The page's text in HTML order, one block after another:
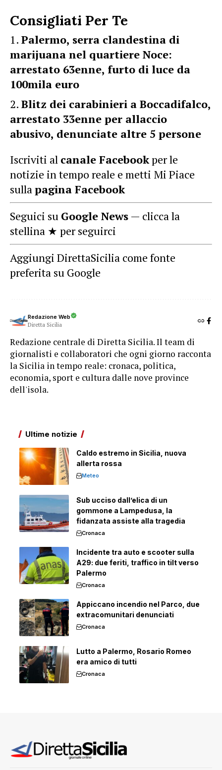
Consigliati Per Te
Palermo, serra clandestina di
marijuana nel quartiere Noce:
arrestato 63enne, furto di luce da
100mila euro
Blitz dei carabinieri a Boccadifalco,
arrestato 33enne per allaccio
abusivo, denunciate altre 5 persone
Iscriviti al canale Facebookper le
notizie in tempo reale e metti Mi Piace
sullapagina Facebook
Seguici su Google News — clicca la
stellina ★ per seguirci
Aggiungi DirettaSicilia come fonte
preferita su Google
Redazione Web
Diretta Sicilia
Redazione centrale di Diretta Sicilia. Il team di
giornalisti e collaboratori che ogni giorno racconta
la Sicilia in tempo reale: cronaca, politica,
economia, sport e cultura dalle nove province
dell'isola.
Ultime notizie
Caldo estremo in Sicilia, nuova
allerta rossa
Meteo
Sub ucciso dall’elica di un
gommone a Lampedusa, la
fidanzata assiste alla tragedia
Cronaca
Incidente tra auto e scooter sulla
A29: due feriti, traffico in tilt verso
Palermo
Cronaca
Appiccano incendio nel Parco, due
extracomunitari denunciati
Cronaca
Lutto a Palermo, Rosario Romeo
era amico di tutti
Cronaca